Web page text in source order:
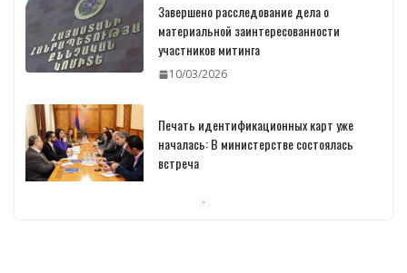
Завершено расследование дела о
материальной заинтересованности
участников митинга
10/03/2026
Печать идентификационных карт уже
началась: В министерстве состоялась
встреча